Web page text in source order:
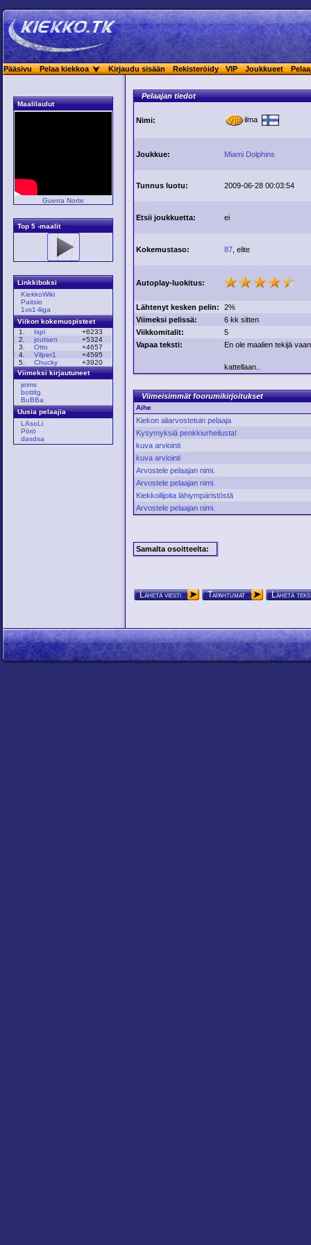
Pääsivu Pelaa kiekkoa Kirjaudu sisään Rekisteröidy VIP Joukkueet
Maalilaulut
Guerra Norte
Top 5 -maalit
Linkkiboksi
KiekkoWiki
Paitsio
1vs1-liiga
Viikon kokemuspisteet
1.
Ispi
+6233
2.
joutsen
+5324
3.
Otto
+4657
4.
Vilper1
+4595
5.
Chucky
+3920
Viimeksi kirjautuneet
jeims
bottitg
BuBBa
Uusia pelaajia
LAsoLi
Pörö
dasdsa
Pelaajan tiedot
Nimi: ilma
Joukkue: Miami Dolphins
Tunnus luotu: 2009-06-28 00:03:54
Etsii joukkuetta: ei
Kokemustaso: 87 , elite
Autoplay-luokitus:
Lähtenyt kesken pelin:
2%
Viimeksi pelissä:
6 kk sitten
Viikkomitalit:
5
Vapaa teksti:
En ole maalien tekijä
kattellaan..
Viimeisimmät foorumikirjoitukset
Aihe
Kiekon aliarvostetuin pelaaja
Kysymyksiä penkkiurheilusta!
kuva arviointi
kuva arviointi
Arvostele pelaajan nimi.
Arvostele pelaajan nimi.
Kiekkoilijoita lähiympäristöstä
Arvostele pelaajan nimi.
Samalta osoitteelta:
Lähetä viesti Tapahtumat Lähetä